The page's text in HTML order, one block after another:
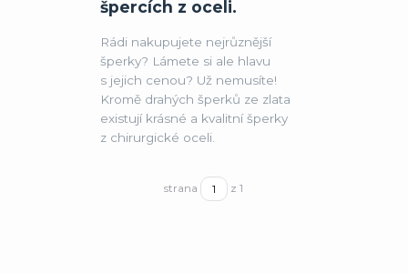
špercích z oceli.
Rádi nakupujete nejrůznější
šperky? Lámete si ale hlavu
s jejich cenou? Už nemusíte!
Kromě drahých šperků ze zlata
existují krásné a kvalitní šperky
z chirurgické oceli.
strana z 1